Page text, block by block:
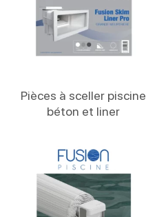
Pièces à sceller piscine
béton et liner